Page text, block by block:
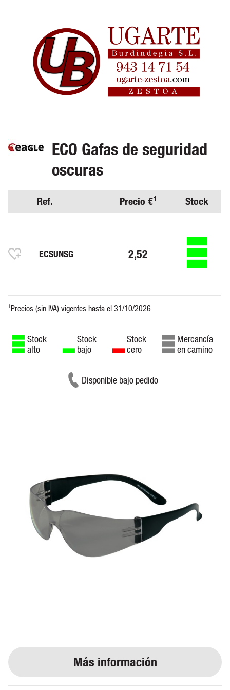
ECO Gafas de seguridad
oscuras
Ref. Precio €¹ Stock
ECSUNSG 2,52
Stock
alto
Stock
bajo
Stock
cero
Mercancía
en camino
Disponible bajo pedido